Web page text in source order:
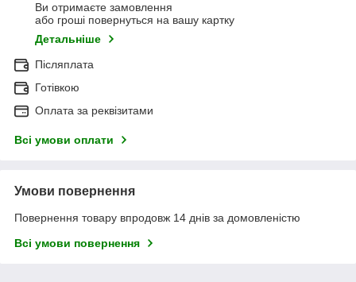
Ви отримаєте замовлення
або гроші повернуться на вашу картку
Детальніше
Післяплата
Готівкою
Оплата за реквізитами
Всі умови оплати
Умови повернення
Повернення товару впродовж 14 днів за домовленістю
Всі умови повернення